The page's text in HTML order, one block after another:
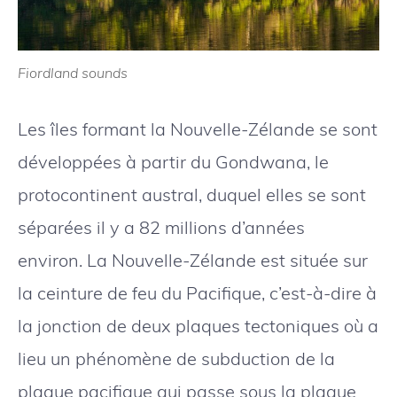
Fiordland sounds
Les îles formant la Nouvelle-Zélande se sont
développées à partir du Gondwana, le
protocontinent austral, duquel elles se sont
séparées il y a 82 millions d’années
environ. La Nouvelle-Zélande est située sur
la ceinture de feu du Pacifique, c’est-à-dire à
la jonction de deux plaques tectoniques où a
lieu un phénomène de subduction de la
plaque pacifique qui passe sous la plaque